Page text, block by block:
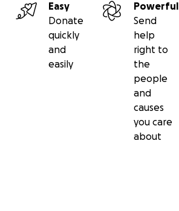
Easy
Donate
quickly
and
easily
Powerful
Send
help
right to
the
people
and
causes
you care
about